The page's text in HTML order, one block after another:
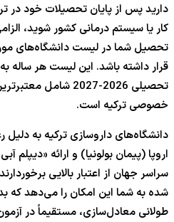
دارید پس از پایان تحصیلات خود در
کار یا سیستم درمانی کشور شوید،
تحصیل شما در لیست دانشگاه‌های
قرار داشته باشد. این لیست هر ساله
تحصیلی 2026-2027
خصوصی ترکیه است.
دانشگاه‌های داروسازی ترکیه به دلیل
اروپا (پیمان بولونیا) و ارائه «دیپلم
سراسر جهان از اعتبار بالایی
شده به شما این امکان را می‌دهد که
طولانی معادل‌سازی، مستقیماً در